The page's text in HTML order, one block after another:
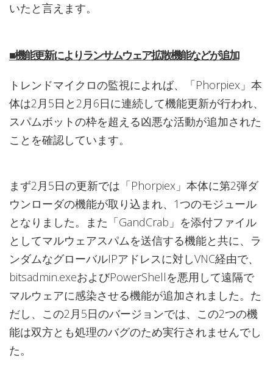
いたと言えます。
■機能更新によりランサムウェア拡散機能などが追加
トレンドマイクロの監視によれば、「Phorpiex」本
体は2月5日と2月6日に連続して機能更新が行われ、
スパムボットの枠を超える凶悪な活動が追加された
ことを確認しています。
まず2月5日の更新では「Phorpiex」本体に第2弾ダ
ウンローダの機能が取り込まれ、1つのモジュール
となりました。また「GandCrab」を添付ファイル
としてマルウェアスパムを送信する機能と共に、ラ
ンダムなグローバルIPアドレスに対しVNC経由で、
bitsadmin.exeおよびPowerShellを悪用して遠隔で
マルウェアに感染させる機能が追加されました。た
だし、この2月5日のバージョンでは、この2つの機
能は双方とも処理のバグのため実行されませんでし
た。